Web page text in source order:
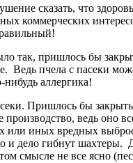
сказать, что
коммерческих
так, пришлось бы
Ведь пчела с пасеки
нибудь аллергика!
Пришлось бы
ведь оно
или иных вредных
и дело гибнут шахтеры.
смысле не все ясно